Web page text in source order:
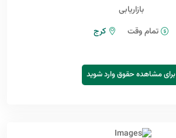
بازاریابی
تمام وقت
کرج
برای مشاهده حقوق وارد شوید